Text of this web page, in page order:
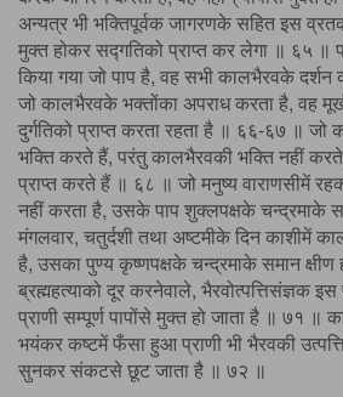
अन्यत्र भी भक्तिपूर्वक जागरणके सहित इस
मुक्त होकर सद्गतिको प्राप्त कर लेगा ॥ ६५ ॥
किया गया जो पाप है, वह सभी कालभैरवके दर्शन
जो कालभैरवके भक्तोंका अपराध करता है, वह
दुर्गतिको प्राप्त करता रहता है ॥ ६६-६७ ॥ जो
भक्ति करते हैं, परंतु कालभैरवकी भक्ति नहीं
प्राप्त करते हैं ॥ ६८ ॥ जो मनुष्य वाराणसीमें
नहीं करता है, उसके पाप शुक्लपक्षके चन्द्रमाके
मंगलवार, चतुर्दशी तथा अष्टमीके दिन काशीमें
है, उसका पुण्य कृष्णपक्षके चन्द्रमाके समान क्षीण
ब्रह्महत्याको दूर करनेवाले, भैरवोत्पत्तिसंज्ञक
प्राणी सम्पूर्ण पापोंसे मुक्त हो जाता है ॥ ७१ ॥
भयंकर कष्टमें फँसा हुआ प्राणी भी भैरवकी
सुनकर संकटसे छूट जाता है ॥ ७२ ॥